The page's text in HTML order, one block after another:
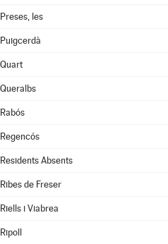
Preses, les
Puigcerdà
Quart
Queralbs
Rabós
Regencós
Residents Absents
Ribes de Freser
Riells i Viabrea
Ripoll